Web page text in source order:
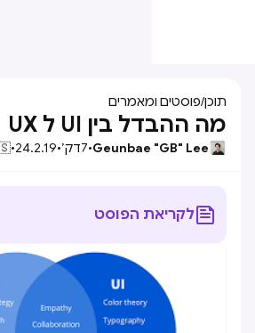
תוכן/פוסטים ומאמרים
מה ההבדל בין UI ל UX
Geunbae "GB" Lee
•
7דק׳•
24.2.19
•
לקריאת הפוסט